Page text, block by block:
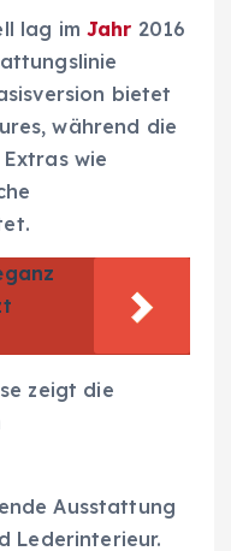
lag imJahr 2016
bietet
während die
wie
zeigt die
Ausstattung
Lederinterieur.